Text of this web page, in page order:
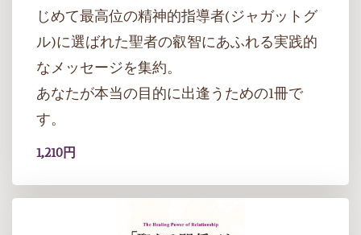
じめて最高位の精神的指導者(ジャガットグ
ル)に選ばれた聖者の叡智にあふれる実践的
なメッセージを集約。
あなたが本当の目的に出逢うための1冊で
す。
1,210円